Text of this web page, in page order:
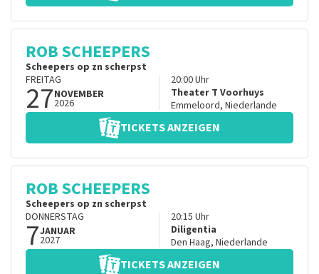
ROB SCHEEPERS
Scheepers op zn scherpst
FREITAG
27NOVEMBER
2026
20:00Uhr
Theater T Voorhuys
Emmeloord, Niederlande
TICKETS ANZEIGEN
ROB SCHEEPERS
Scheepers op zn scherpst
DONNERSTAG
7JANUAR
2027
20:15 Uhr
Diligentia
Den Haag, Niederlande
TICKETS ANZEIGEN